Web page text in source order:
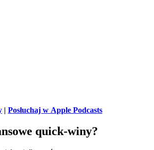
| Posłuchaj w Apple Podcasts
quick-winy?